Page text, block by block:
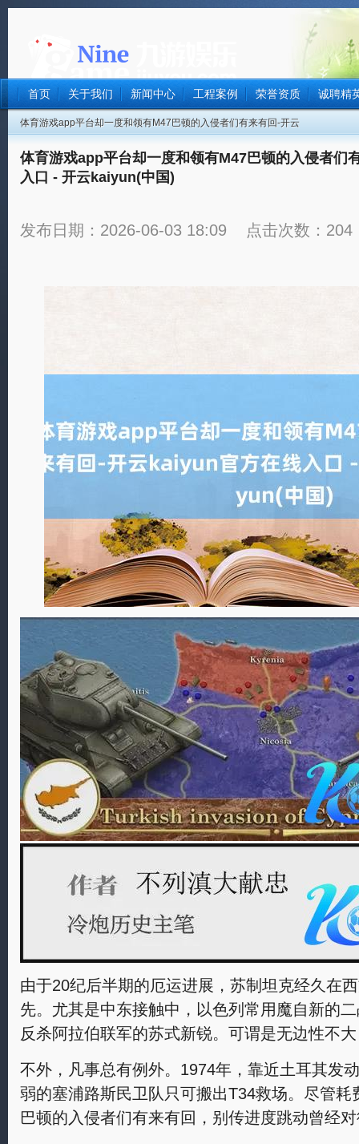
首页 关于我们 新闻中心 工程案例 荣誉资质 诚聘精
体育游戏app平台却一度和领有M47巴顿的入侵者们有来有回-开云
体育游戏app平台却一度和领有M47巴顿的入侵者们
入口 - 开云kaiyun(中国)
发布日期：2026-06-03 18:09 点击次数：204
由于20纪后半期的厄运进展，苏制坦克经久在
先。尤其是中东接触中，以色列常用魔自新的
反杀阿拉伯联军的苏式新锐。可谓是无边性不
不外，凡事总有例外。1974年，靠近土耳其发
弱的塞浦路斯民卫队只可搬出T34救场。尽管
巴顿的入侵者们有来有回，别传进度跳动曾经